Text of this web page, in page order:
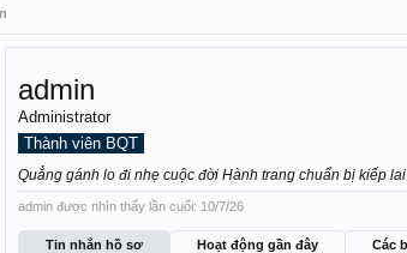
admin
Administrator
Thành viên BQT
Quẳng gánh lo đi nhẹ cuộc đời Hành trang chuẩn bị kiếp
admin được nhìn thấy lần cuối: 10/7/26
Tin nhắn hồ sơ Hoạt động gần đây Các